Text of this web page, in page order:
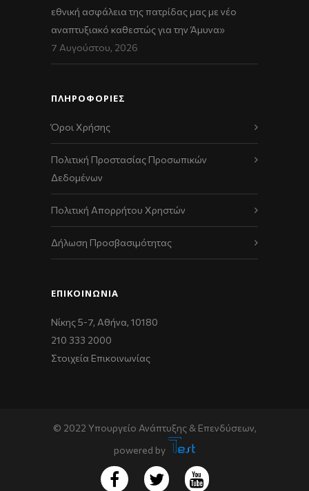
εθνική ασφάλεια της πατρίδας μας με νέο
αναπτυξιακό καθεστώς για την Άμυνα»
7 Αυγούστου, 2026
ΠΛΗΡΟΦΟΡΙΕΣ
Όροι Χρήσης
Πολιτική Προστασίας Προσωπικών
Δεδομένων
Πολιτική Απορρήτου Χρηστών
Δήλωση Προσβασιμότητας
ΕΠΙΚΟΙΝΩΝΊΑ
Νίκης 5-7, Αθήνα, 10180
210 333 2000
Στοιχεία Επικοινωνίας
© 2022 Υπουργείο Ανάπτυξης & Επενδύσεων,
powered by